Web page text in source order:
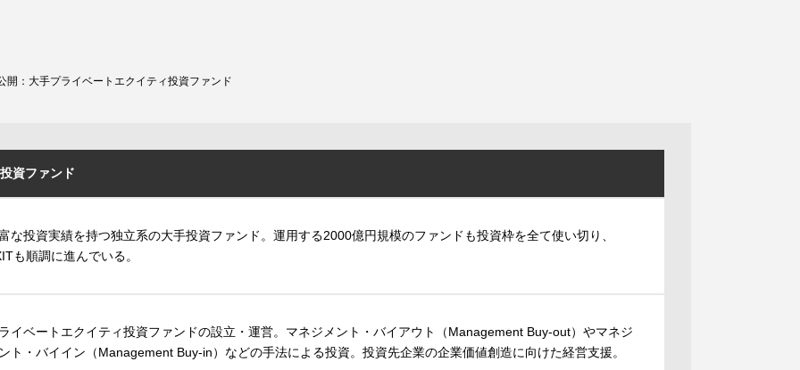
開：大手プライベートエクイティ投資ファンド
資ファンド
な投資実績を持つ独立系の大手投資ファンド。運用する2000億円規模のファンドも投資枠を全て使い切り、
も順調に進んでいる。
イベートエクイティ投資ファンドの設立・運営。マネジメント・バイアウト（Management Buy-out）やマネジ
ト・バイイン（Management Buy-in）などの手法による投資。投資先企業の企業価値創造に向けた経営支援。